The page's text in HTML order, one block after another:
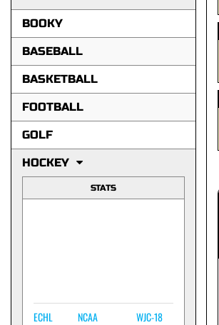
BOOKY
BASEBALL
BASKETBALL
FOOTBALL
GOLF
HOCKEY
STATS
ECHL
NCAA
WJC-18